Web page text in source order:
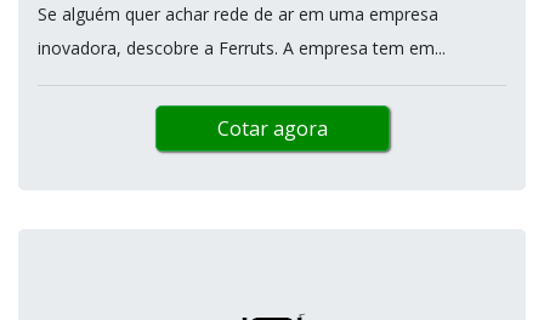
Se alguém quer achar rede de ar em uma empresa
inovadora, descobre a Ferruts. A empresa tem em...
Cotar agora